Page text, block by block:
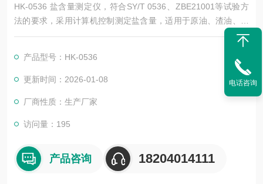
HK-0536 盐含量测定仪，符合SY/T 0536、ZBE21001等试验方
法的要求，采用计算机控制测定盐含量，适用于原油、渣油、石
油产品（汽油、煤油、柴油、润滑油）、海水、各种工业用水及
排放水中盐含量的测定，同时还适用于上述各种样品中无机氯离
子的测定。
产品型号：HK-0536
更新时间：2026-01-08
厂商性质：生产厂家
访问量：195
产品咨询 18204014111
电话咨询